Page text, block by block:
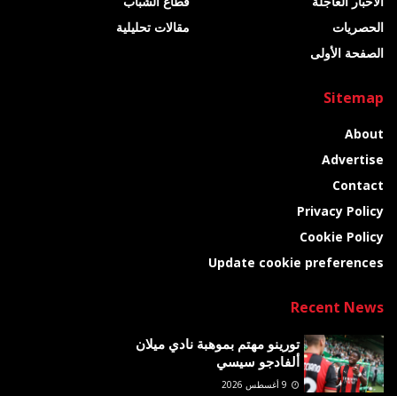
الحصريات
الصفحة الأولى
مقالات تحليلية
Sitemap
About
Advertise
Contact
Privacy Policy
Cookie Policy
Update cookie preferences
Recent News
تورينو مهتم بموهبة نادي ميلان
ألفادجو سيسي